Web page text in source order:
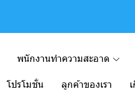
พนักงานทำความสะอาด
โปรโมชั่น ลูกค้าของเรา